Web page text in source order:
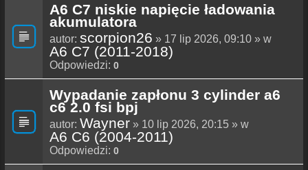
A6 C7 niskie napięcie ładowania
akumulatora
autor: scorpion26 » 17 lip 2026, 09:10 » w
A6 C7 (2011-2018)
Odpowiedzi: 0
Wypadanie zapłonu 3 cylinder a6
c6 2.0 fsi bpj
autor: Wayner » 10 lip 2026, 20:15 » w
A6 C6 (2004-2011)
Odpowiedzi: 0